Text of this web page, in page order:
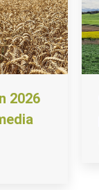
2026